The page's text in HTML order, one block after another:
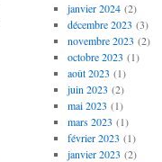
janvier 2024(2)
décembre 2023 (3)
novembre 2023 (2)
octobre 2023 (1)
août 2023 (1)
juin 2023 (2)
mai 2023 (1)
mars 2023 (1)
février 2023 (1)
janvier 2023 (2)